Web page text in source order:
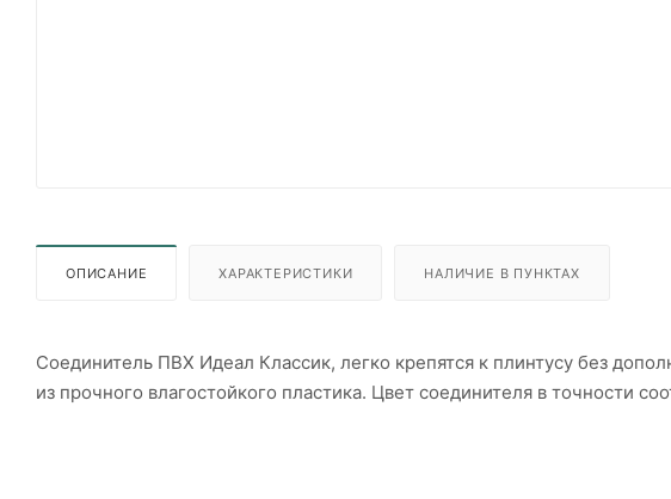
ОПИСАНИЕ ХАРАКТЕРИСТИКИ НАЛИЧИЕ В ПУНКТАХ
Соединитель ПВХ Идеал Классик, легко крепятся к плинтусу без
из прочного влагостойкого пластика. Цвет соединителя в точности